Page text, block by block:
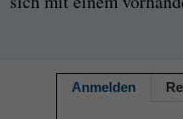
Anmelden